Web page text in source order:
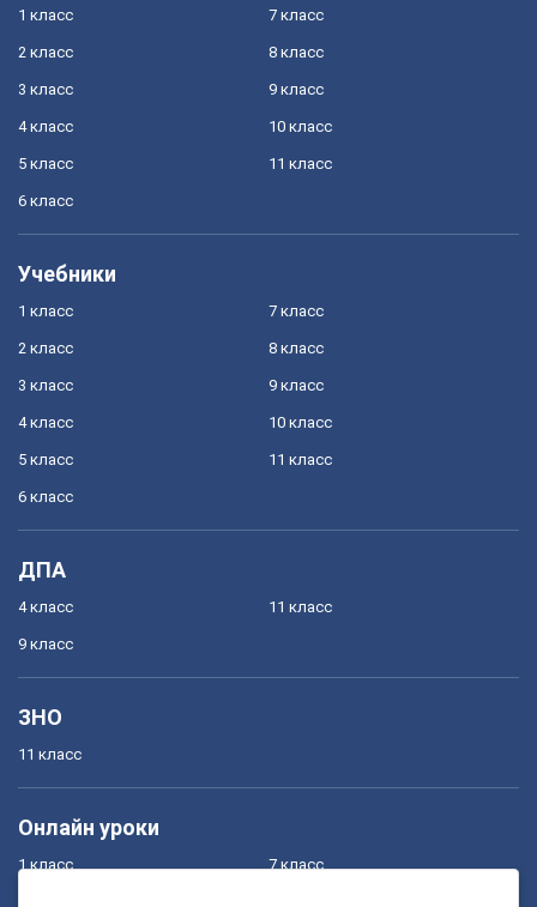
1 класс
2 класс
3 класс
4 класс
5 класс
6 класс
7 класс
8 класс
9 класс
10 класс
11 класс
Учебники
1 класс
2 класс
3 класс
4 класс
5 класс
6 класс
7 класс
8 класс
9 класс
10 класс
11 класс
ДПА
4 класс
9 класс
11 класс
ЗНО
11 класс
Онлайн уроки
1 класс 7 класс